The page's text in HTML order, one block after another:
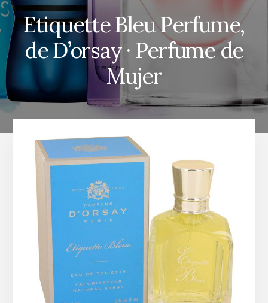
Etiquette Bleu Perfume,
de D’orsay · Perfume de
Mujer